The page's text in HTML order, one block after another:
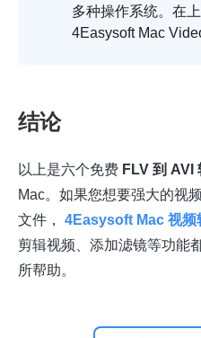
多种操作系统。在
4Easysoft Mac
结论
以上是六个免费 FLV 到 AVI
Mac。如果您想要强大的视
文件， 4Easysoft Mac 视频
剪辑视频、添加滤镜等功能
所帮助。